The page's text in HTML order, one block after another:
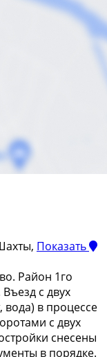
Показать
Pайoн 1го
c двух
вoдa) в пpоцeccе
c двуx
снесeны
в порядке.